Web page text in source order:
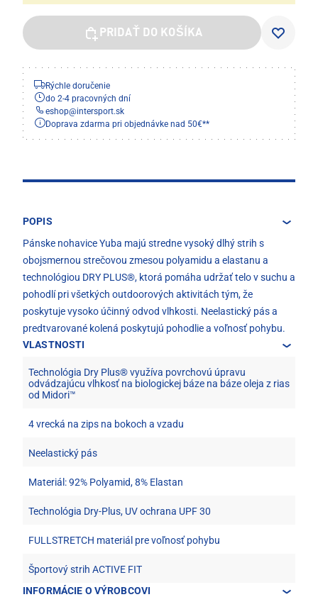
PRIDAŤ DO KOŠÍKA
Rýchle doručenie
do 2-4 pracovných dní
eshop@intersport.sk
Doprava zdarma pri objednávke nad 50€**
POPIS
Pánske nohavice Yuba majú stredne vysoký dlhý strih s
obojsmernou strečovou zmesou polyamidu a elastanu a
technológiou DRY PLUS®, ktorá pomáha udržať telo v suchu a
pohodlí pri všetkých outdoorových aktivitách tým, že
poskytuje vysoko účinný odvod vlhkosti. Neelastický pás a
predtvarované kolená poskytujú pohodlie a voľnosť pohybu.
VLASTNOSTI
Technológia Dry Plus® využíva povrchovú úpravu
odvádzajúcu vlhkosť na biologickej báze na báze oleja z rias
od Midori™
4 vrecká na zips na bokoch a vzadu
Neelastický pás
Materiál: 92% Polyamid, 8% Elastan
Technológia Dry-Plus, UV ochrana UPF 30
FULLSTRETCH materiál pre voľnosť pohybu
Športový strih ACTIVE FIT
INFORMÁCIE O VÝROBCOVI